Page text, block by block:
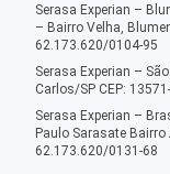
Serasa Experian –
– Bairro Velha,
62.173.620/0104-95
Serasa Experian –
Carlos/SP CEP:
Serasa Experian –
Paulo Sarasate Bairro
62.173.620/0131-68